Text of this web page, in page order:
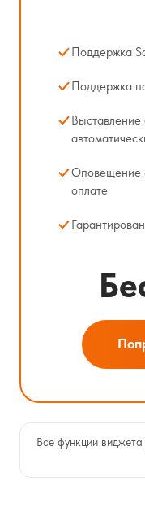
Поддержка
Поддержка
Выставление
Оповещение
оплате
Все функции